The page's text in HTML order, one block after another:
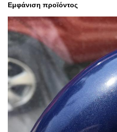
Εμφάνιση προϊόντος